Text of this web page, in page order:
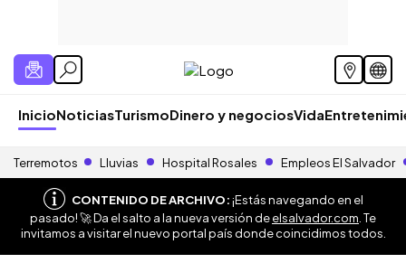
InicioNoticiasTurismoDinero y negociosVida
Terremotos Lluvias Hospital Rosales Empleos El Salvador
CONTENIDO DE ARCHIVO:¡Estás navegando en el
pasado! 🚀 Da el salto a la nueva versión deelsalvador.com . Te
invitamos a visitar el nuevo portal país donde coincidimos todos.